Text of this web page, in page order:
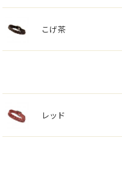
こげ茶
レッド